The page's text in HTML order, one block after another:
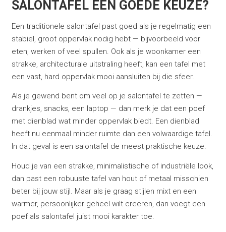
SALONTAFEL EEN GOEDE KEUZE?
Een traditionele salontafel past goed als je regelmatig een
stabiel, groot oppervlak nodig hebt — bijvoorbeeld voor
eten, werken of veel spullen. Ook als je woonkamer een
strakke, architecturale uitstraling heeft, kan een tafel met
een vast, hard oppervlak mooi aansluiten bij die sfeer.
Als je gewend bent om veel op je salontafel te zetten —
drankjes, snacks, een laptop — dan merk je dat een poef
met dienblad wat minder oppervlak biedt. Een dienblad
heeft nu eenmaal minder ruimte dan een volwaardige tafel.
In dat geval is een salontafel de meest praktische keuze.
Houd je van een strakke, minimalistische of industriële look,
dan past een robuuste tafel van hout of metaal misschien
beter bij jouw stijl. Maar als je graag stijlen mixt en een
warmer, persoonlijker geheel wilt creëren, dan voegt een
poef als salontafel juist mooi karakter toe.